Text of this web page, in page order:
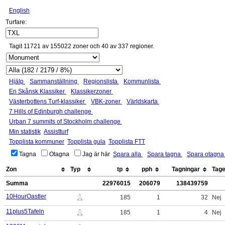
English
Turfare:
Tagit 11721 av 155022 zoner och 40 av 337 regioner.
Hjälp Sammanställning Regionslista
Kommunlista
En Skånsk Klassiker
Klassikerzoner
Västerbottens Turf-klassiker
VBK-zoner
Världskarta
7 Hills of Edinburgh challenge
Urban 7 summits of Stockholm challenge
Min statistik Assistturf
Topplista kommuner Topplista gula Topplista FTT
Tagna
Otagna Jag är här Spara alla Spara tagna Spara otagna
Zon Typ tp pph Tagningar
Summa
22976015 206079
138439759
10HourOastler
185 1 32
Nej
11plus5Tafeln
185 1 4
Nej